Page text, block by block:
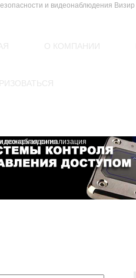
О КОМПАНИИ